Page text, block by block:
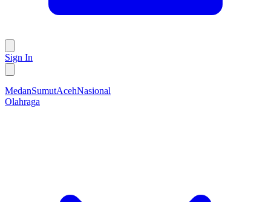
Sign In
MedanSumutAcehNasional
Olahraga